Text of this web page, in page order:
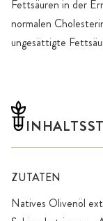
Fettsäuren in der
normalen
ungesättigte
ZUTATEN
Natives Olivenöl